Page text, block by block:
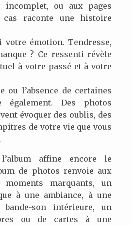
incomplet, ou aux pages
cas raconte une histoire
votre émotion. Tendresse,
? Ce ressenti révèle
à votre passé et à votre
ou l’absence de certaines
également. Des photos
évoquer des oublis, des
de votre vie que vous
affine encore le
de photos renvoie aux
marquants, un
à une ambiance, à une
son intérieure, un
ou de cartes à une